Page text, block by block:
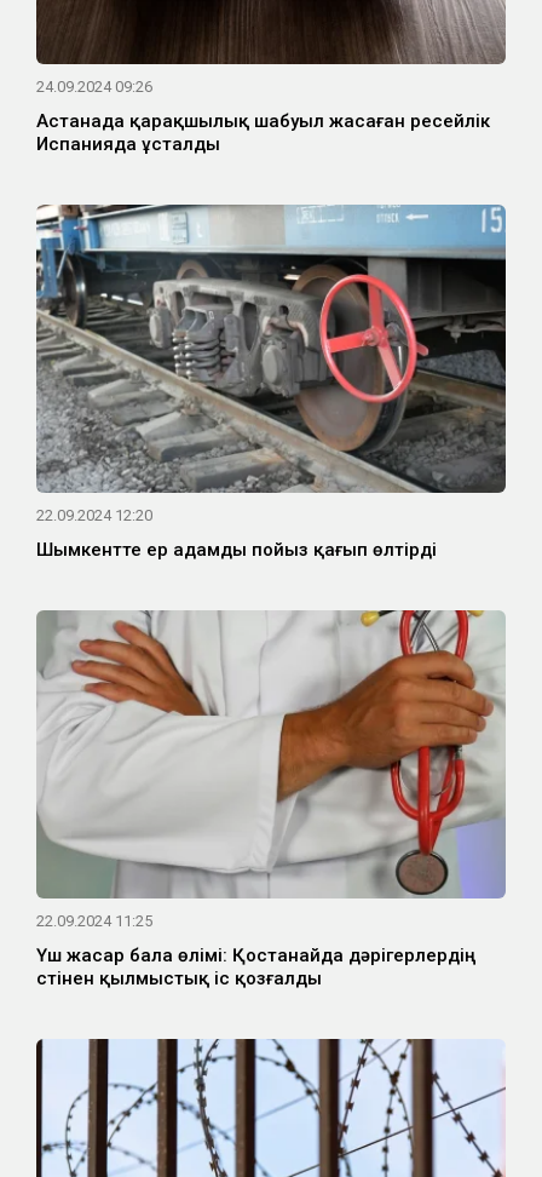
24.09.2024 09:26
Астанада қарақшылық шабуыл жасаған ресейлік
Испанияда ұсталды
22.09.2024 12:20
Шымкентте ер адамды пойыз қағып өлтірді
22.09.2024 11:25
Үш жасар бала өлімі: Қостанайда дәрігерлердің
үстінен қылмыстық іс қозғалды